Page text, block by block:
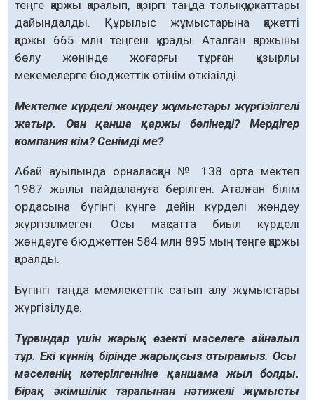
теңге қаржы қаралып, қазіргі таңда толық құжаттары
дайындалды. Құрылыс жұмыстарына қажетті
қаржы 665 млн теңгені құрады. Аталған қаржыны
бөлу жөнінде жоғарғы тұрған құзырлы
мекемелерге бюджеттік өтінім өткізілді.
Мектепке күрделі жөндеу жұ­мыстары жүргізілгелі
жа­­тыр. Оған қанша қаржы бө­­лінеді? Мер­дігер
компания кім? Сенімді ме?
Абай ауылында орналас­қан № 138 орта мектеп
1987 жылы пайдалануға берілген. Аталған білім
ордасына бүгінгі күнге дейін күрделі жөндеу
жүргізілмеген. Осы мақсатта биыл күрделі
жөндеуге бюджеттен 584 млн 895 мың теңге қаржы
қаралды.
Бүгінгі таңда мемлекеттік сатып алу жұмыстары
жүргізілуде.
Тұрғындар үшін жарық өзекті мәселеге айналып
тұр. Екі күннің бірінде жарықсыз отырамыз. Осы
мәселенің көтерілгенніне қан­шама жыл болды.
Бірақ әкімшілік тарапынан нәтижелі жұмысты